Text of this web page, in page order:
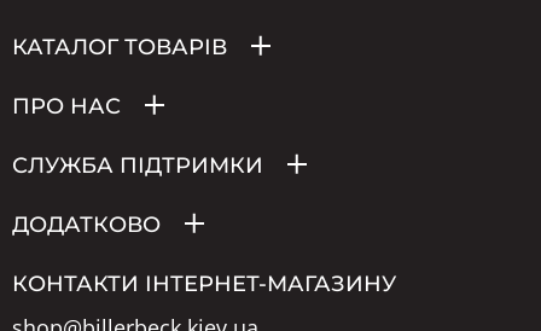
КАТАЛОГ ТОВАРІВ
ПРО НАС
СЛУЖБА ПІДТРИМКИ
ДОДАТКОВО
КОНТАКТИ ІНТЕРНЕТ-МАГАЗИНУ